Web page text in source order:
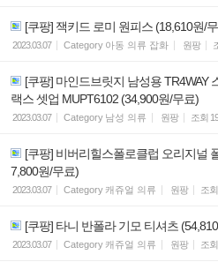
[쿠팡] 잭키드 로미 원피스 (18,610원/
2023.03.07 Category 아동 의류 잡화 원팡
[쿠팡] 마인드브릿지 남성용 TR4WAY
랙스 셋업 MUPT6102 (34,900원/무료)
2023.03.07 Category 남성 의류 원팡 조회
[쿠팡] 비버리힐스폴로클럽 오리지널
7,800원/무료)
2023.03.07 Category 캐쥬얼 의류 원팡 조회
[쿠팡] 타니 반폴라 기모 티셔츠
2023.03.07 Category 캐쥬얼 의류 원팡 조회